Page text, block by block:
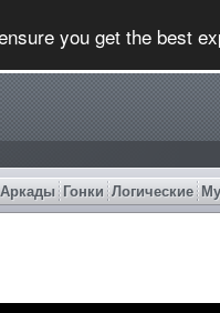
you get the best
Аркады Гонки Логические